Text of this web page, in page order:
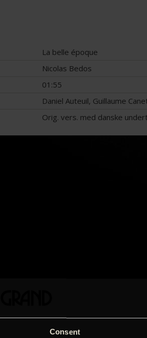
Consent
La belle époque
Nicolas Bedos
01:55
Daniel Auteuil, Guillaume
Orig. vers. med danske